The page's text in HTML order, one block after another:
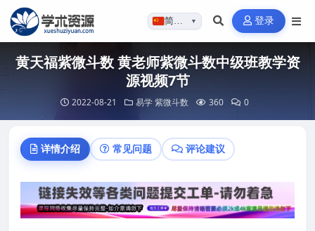
简体…▼ 登录
黄天福紫微斗数 黄老师紫微斗数中级班教学资
源视频7节
2022-08-21 易学紫微斗数 360 0
详情介绍 常见问题 评论建议